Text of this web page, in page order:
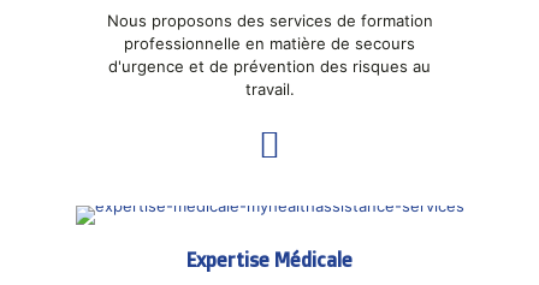
Nous proposons des services de formation
professionnelle en matière de secours
d'urgence et de prévention des risques au
travail.
Expertise Médicale